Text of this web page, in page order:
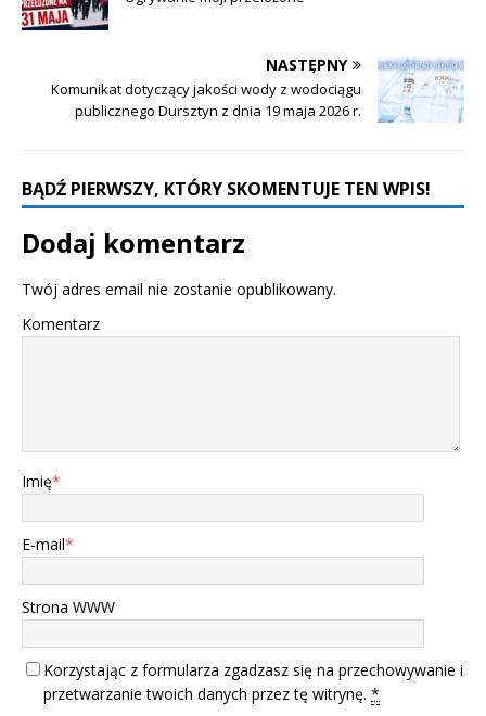
NASTĘPNY
Komunikat dotyczący jakości wody z wodociągu
publicznego Dursztyn z dnia 19 maja 2026 r.
BĄDŹ PIERWSZY, KTÓRY SKOMENTUJE TEN WPIS!
Dodaj komentarz
Twój adres email nie zostanie opublikowany.
Komentarz
Imię*
E-mail*
Strona WWW
Korzystając z formularza zgadzasz się na przechowywanie i
przetwarzanie twoich danych przez tę witrynę. *